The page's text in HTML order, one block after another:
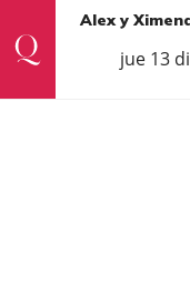
Alex y
jue 13